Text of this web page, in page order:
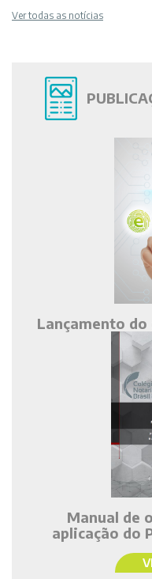
Ver todas as notícias
Lançamento
Manual de
aplicação do